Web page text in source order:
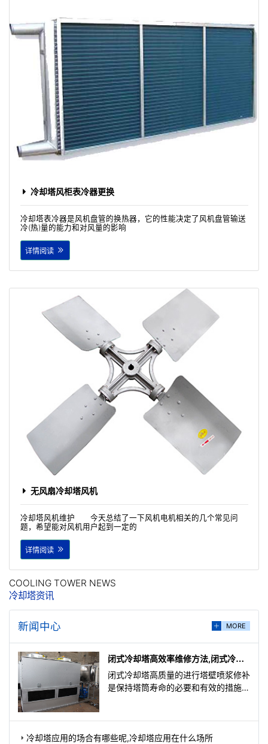
冷却塔风柜表冷器更换
冷却塔表冷器是风机盘管的换热器，它的性能决定了风机盘管输送
冷(热)量的能力和对风量的影响
详情阅读
无风扇冷却塔风机
冷却塔风机维护 今天总结了一下风机电机相关的几个常见问
题，希望能对风机用户起到一定的
详情阅读
COOLING TOWER NEWS
冷却塔资讯
新闻中心 MORE
闭式冷却塔高效率维修方法,闭式冷却
塔维修方法总结
闭式冷却塔高质量的进行塔壁喷浆修补
是保持塔筒寿命的必要和有效的措施。
冷却塔应用的场合有哪些呢,冷却塔应用在什么场所